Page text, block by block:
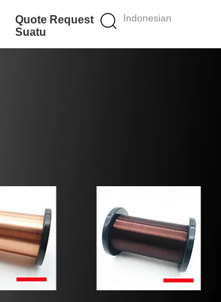
Indonesian
Quote Request
Suatu